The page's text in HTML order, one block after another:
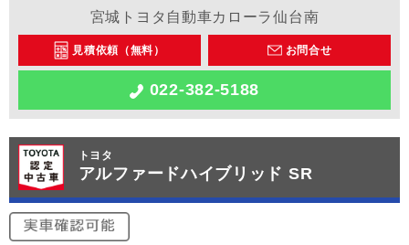
宮城トヨタ自動車カローラ仙台南
見積依頼（無料） お問合せ
022-382-5188
トヨタ
アルファードハイブリッド SR